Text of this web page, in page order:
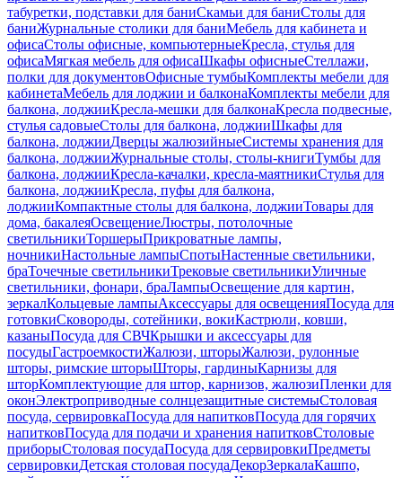
табуретки, подставки для баниСкамьи для баниСтолы для
баниЖурнальные столики для баниМебель для кабинета и
офисаСтолы офисные, компьютерныеКресла, стулья для
офисаМягкая мебель для офисаШкафы офисныеСтеллажи,
полки для документовОфисные тумбыКомплекты мебели для
кабинетаМебель для лоджии и балконаКомплекты мебели для
балкона, лоджииКресла-мешки для балконаКресла подвесные,
стулья садовыеСтолы для балкона, лоджииШкафы для
балкона, лоджииДверцы жалюзийныеСистемы хранения для
балкона, лоджииЖурнальные столы, столы-книгиТумбы для
балкона, лоджииКресла-качалки, кресла-маятникиСтулья для
балкона, лоджииКресла, пуфы для балкона,
лоджииКомпактные столы для балкона, лоджииТовары для
дома, бакалеяОсвещениеЛюстры, потолочные
светильникиТоршерыПрикроватные лампы,
ночникиНастольные лампыСпотыНастенные светильники,
браТочечные светильникиТрековые светильникиУличные
светильники, фонари, браЛампыОсвещение для картин,
зеркалКольцевые лампыАксессуары для освещенияПосуда для
готовкиСковороды, сотейники, вокиКастрюли, ковши,
казаныПосуда для СВЧКрышки и аксессуары для
посудыГастроемкостиЖалюзи, шторыЖалюзи, рулонные
шторы, римские шторыШторы, гардиныКарнизы для
шторКомплектующие для штор, карнизов, жалюзиПленки для
оконЭлектроприводные солнцезащитные системыСтоловая
посуда, сервировкаПосуда для напитковПосуда для горячих
напитковПосуда для подачи и хранения напитковСтоловые
приборыСтоловая посудаПосуда для сервировкиПредметы
сервировкиДетская столовая посудаДекорЗеркалаКашпо,